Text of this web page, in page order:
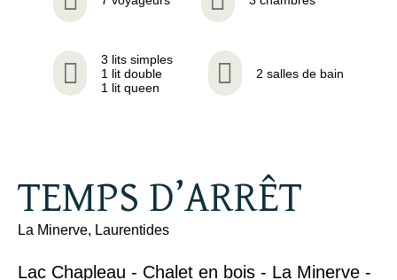
3 lits simples
1 lit double
1 lit queen
2 salles de bain
TEMPS D’ARRÊT
La Minerve, Laurentides
Lac Chapleau - Chalet en bois - La Minerve -